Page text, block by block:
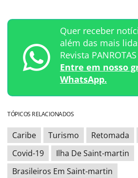
Quer receber
além das mais
Revista
Entre em nosso
WhatsApp.
TÓPICOS RELACIONADOS
Caribe Turismo Retomada
Covid-19
Ilha De Saint-martin
Brasileiros Em Saint-martin